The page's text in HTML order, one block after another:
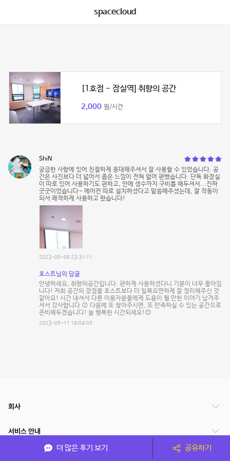
spacecloud
[1호점 - 잠실역] 취향의 공간
2,000 원/시간
ShiN
궁금한 사항에 있어 친절하게 응대해주셔서 잘 사용할 수 있었습니다. 공
간은 사진보다 더 넓어서 좁은 느낌이 전혀 없어 편했습니다. 단독 화장실
이 따로 있어 사용하기도 편하고, 안에 생수까지 구비를 해두셔서...진짜
굿굿이었습니다~ 에어컨 따로 설치하셨다고 말씀해주셨는데, 잘 작동이
되서 쾌적하게 사용하고 왔습니다!
2023-05-09 23:31:11
호스트님의 답글
안녕하세요, 취향의공간입니다. 편하게 사용하셨다니 기분이 너무 좋아집
니다! 저희 공간의 장점을 호스트보다 더 일목요연하게 잘 정리해주신 것
같아요! 시간 내셔서 다른 이용자분들에게 도움이 될 만한 이야기 남겨주
셔서 감사합니다 😊 다음에 또 찾아주시면, 또 만족하실 수 있는 공간으로
준비해두겠습니다! 늘 행복한 시간되세요!😊
2023-05-11 18:04:05
더 많은 후기 보기 공유하기
회사
서비스 안내